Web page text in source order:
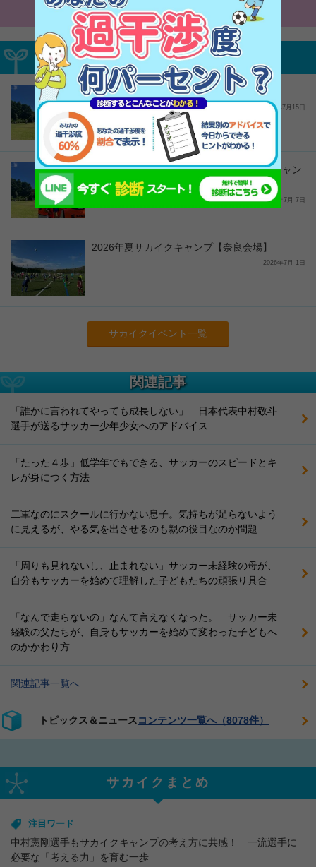
募集中サカイクイベント
2026年夏サカイクキャンプ【富士会場】
2026年7月15日
キャンセル待ち受付｜2026年夏サカイクキャン
プ【千葉会場】
2026年7月 7日
2026年夏サカイクキャンプ【奈良会場】
2026年7月 1日
サカイクイベント一覧
関連記事
「誰かに言われてやっても成長しない」 日本代表中村敬斗
選手が送るサッカー少年少女へのアドバイス
「たった４歩」低学年でもできる、サッカーのスピードとキ
レが身につく方法
二軍なのにスクールに行かない息子。気持ちが足らないよう
に見えるが、やる気を出させるのも親の役目なのか問題
「周りも見れないし、止まれない」サッカー未経験の母が、
自分もサッカーを始めて理解した子どもたちの頑張り具合
「なんで走らないの」なんて言えなくなった。 サッカー未
経験の父たちが、自身もサッカーを始めて変わった子どもへ
のかかわり方
関連記事一覧へ
トピックス＆ニュース コンテンツ一覧へ（8078件）
サカイクまとめ
注目ワード
中村憲剛選手もサカイクキャンプの考え方に共感！ 一流選手に
必要な「考える力」を育む一歩